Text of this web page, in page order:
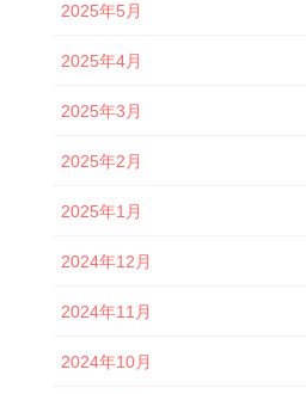
2025年5月
2025年4月
2025年3月
2025年2月
2025年1月
2024年12月
2024年11月
2024年10月